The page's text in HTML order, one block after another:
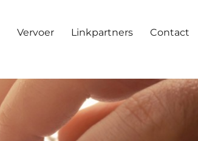
Vervoer Linkpartners Contact